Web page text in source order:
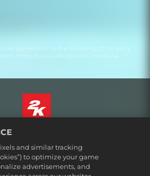
agreement to the following third party
https://www.take2games.com/eula/
Informação jurídica
de Privacidade
and similar tracking
to optimize your game
advertisements, and